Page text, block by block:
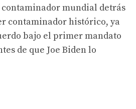
contaminador mundial detrás
contaminador histórico, ya
bajo el primer mandato
de que Joe Biden lo